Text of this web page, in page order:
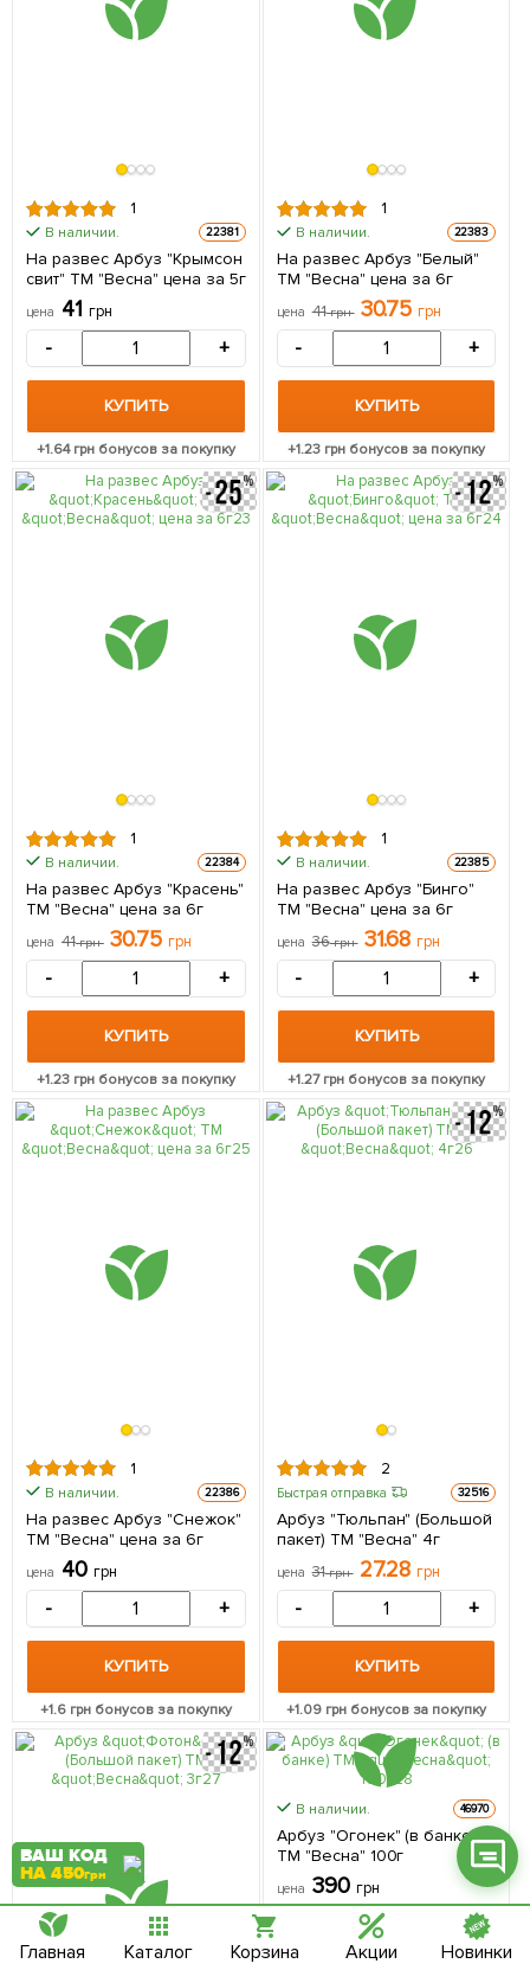
1
В наличии. 22381
На развес Арбуз "Крымсон
свит" ТМ "Весна" цена за 5г
цена 41 грн
- +
КУПИТЬ
+1.64грн бонусов за покупку
1
В наличии. 22383
На развес Арбуз "Белый"
ТМ "Весна" цена за 6г
цена 41грн 30.75 грн
- +
КУПИТЬ
+1.23грн бонусов за покупку
1
В наличии. 22384
На развес Арбуз "Красень"
ТМ "Весна" цена за 6г
цена 41грн 30.75 грн
- +
КУПИТЬ
+1.23 грн бонусов за покупку
1
В наличии. 22385
На развес Арбуз "Бинго"
ТМ "Весна" цена за 6г
цена 36грн 31.68 грн
- +
КУПИТЬ
+1.27грн бонусов за покупку
1
В наличии. 22386
На развес Арбуз "Снежок"
ТМ "Весна" цена за 6г
цена 40 грн
- +
КУПИТЬ
+1.6 грн бонусов за покупку
2
Быстрая отправка 32516
Арбуз "Тюльпан" (Большой
пакет) ТМ "Весна" 4г
цена 31грн 27.28 грн
- +
КУПИТЬ
+1.09грн бонусов за покупку
В наличии. 46970
Арбуз "Огонек" (в банке)
ТМ "Весна" 100г
цена 390 грн
+
Фейсбук
Телеграм
Вайбер
Інстаграм
Онлайн чат
ВАШ КОД
НА 450грн
Главная Каталог Корзина Акции Новинки